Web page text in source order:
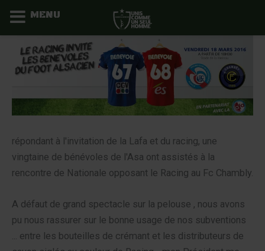
contenu
répondant à l'invitation de la Lafa et du racing, une
vingtaine de bénévoles de l'Asa ont assistés à la
rencontre de Nationale opposant le Racing au Fc Chambly.
A défaut de grand spectacle sur la pelouse , nous avons
pu nous rassurer sur le bonne usage de nos subventions
... entre les bouteilles de crémant et les distributeurs de
MENU